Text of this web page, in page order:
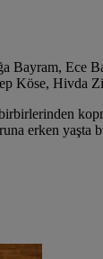
Bayram, Ece
Köse, Hivda
erken yaşta